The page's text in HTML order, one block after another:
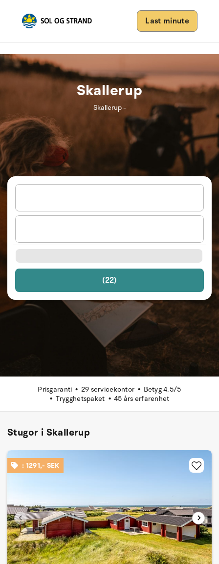
Last minute
(22)
Skallerup
Skallerup -
Prisgaranti 29 servicekontor
Betyg 4.5/5
Trygghetspaket
45 års erfarenhet
Stugor i Skallerup
: 1291,- SEK